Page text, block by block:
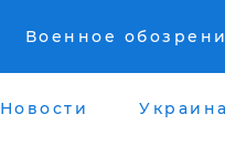
Военное
Новости Украина